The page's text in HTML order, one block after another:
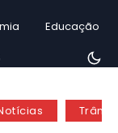
Educação